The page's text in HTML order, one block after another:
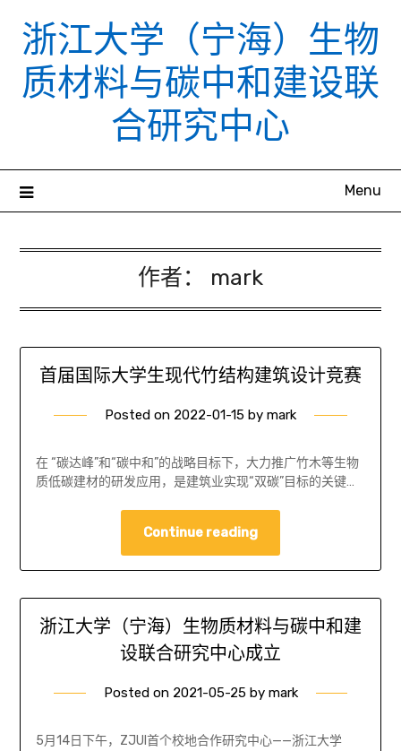
content
浙江大学（宁海）生物
质材料与碳中和建设联
合研究中心
Menu
作者： mark
首届国际大学生现代竹结构建筑设计竞赛
Posted on 2022-01-15 by mark
在 “碳达峰”和“碳中和”的战略目标下，大力推广竹木等生物
质低碳建材的研发应用，是建筑业实现“双碳”目标的关键…
Continue reading
浙江大学（宁海）生物质材料与碳中和建
设联合研究中心成立
Posted on 2021-05-25by mark
5月14日下午，ZJUI首个校地合作研究中心——浙江大学